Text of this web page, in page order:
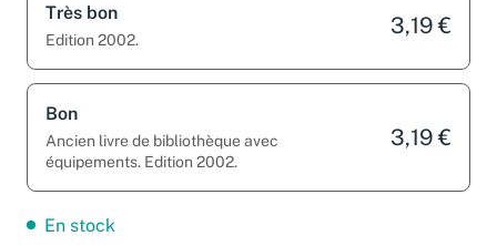
Très bon
Edition 2002.
3,19 €
Bon
Ancien livre de bibliothèque avec
équipements. Edition 2002.
3,19 €
En stock